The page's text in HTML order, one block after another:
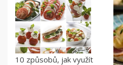
10 způsobů, jak využít